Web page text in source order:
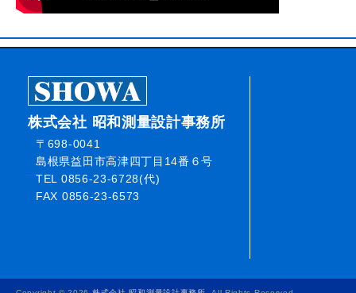
株式会社 昭和測量設計事務所
〒698-0041
島根県益田市高津四丁目14番６号
TEL 0856-23-6728(代)
FAX 0856-23-6573